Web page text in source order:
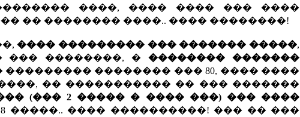
����, ���� ���� ��� ����
�� �������� ����.. ���� ��������!
���� ��������� ��� ������� �����,
��� ��������, ��������� �������
�������� ��� 80, ���� ����
�� ����������� �� ��� �������
(��� 2 ����� � ���� ���) ��� ����
�����.. ���� ����������! ��� �� ���